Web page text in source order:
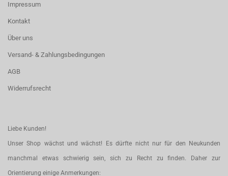
Impressum
Kontakt
Über uns
Versand- & Zahlungsbedingungen
AGB
Widerrufsrecht
Liebe Kunden!
Unser Shop wächst und wächst! Es dürfte nicht nur für den Neukunden
manchmal etwas schwierig sein, sich zu Recht zu finden. Daher zur
Orientierung einige Anmerkungen: